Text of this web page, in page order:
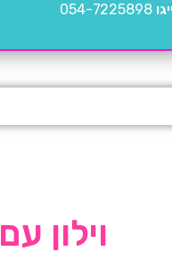
054-7225898
וילון